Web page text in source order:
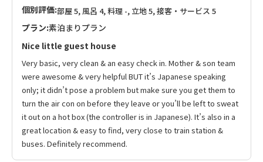
個別評価:部屋 5, 風呂 4, 料理 -, 立地 5, 接客・サービス 5
プラン:素泊まりプラン
Nice little guest house
Very basic, very clean & an easy check in. Mother & son team
were awesome & very helpful BUT it’s Japanese speaking
only; it didn’t pose a problem but make sure you get them to
turn the air con on before they leave or you’ll be left to sweat
it out on a hot box (the controller is in Japanese). It’s also in a
great location & easy to find, very close to train station &
buses. Definitely recommend.